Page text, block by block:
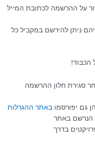
על ההרשמה לכתובת המייל
ניתן להירשם במקביל כל
הכבוד!
ימסרו 10 ימים לאחר סגירת חלון ההרשמה
גם יפורסמובאתר ההגרלות
הנרשם באתר
בדרך